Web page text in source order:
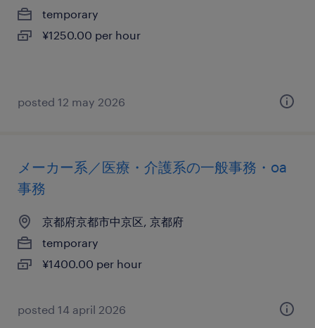
temporary
¥1250.00 per hour
posted 12 may 2026
メーカー系／医療・介護系の一般事務・oa
事務
京都府京都市中京区, 京都府
temporary
¥1400.00 per hour
posted 14 april 2026